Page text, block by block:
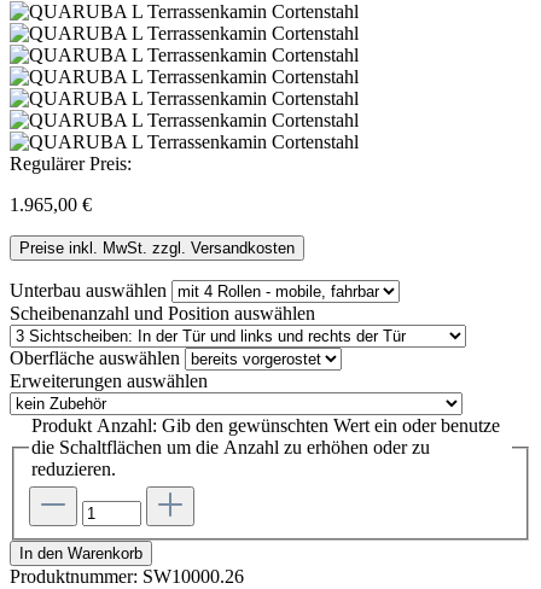
Regulärer Preis:
1.965,00 €
Preise inkl. MwSt. zzgl. Versandkosten
Unterbau auswählen
Scheibenanzahl und Position auswählen
Oberfläche auswählen
Erweiterungen auswählen
Produkt Anzahl: Gib den gewünschten Wert ein oder benutze
die Schaltflächen um die Anzahl zu erhöhen oder zu
reduzieren.
In den Warenkorb
Produktnummer: SW10000.26